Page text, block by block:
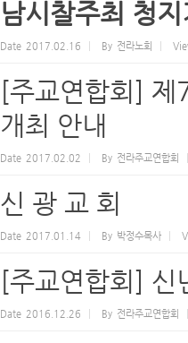
남시찰주최 청
Date 2017.02.16 By 전라노회
[주교연합회] 제
개최 안내
Date 2017.02.02 By 전라주교연합회
신 광 교 회
Date 2017.01.14 By 박정수목사
[주교연합회] 신
Date 2016.12.26 By 전라주교연합회